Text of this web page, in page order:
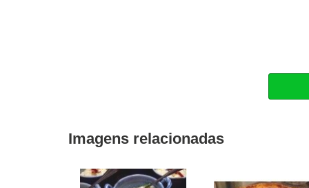
Imagens relacionadas